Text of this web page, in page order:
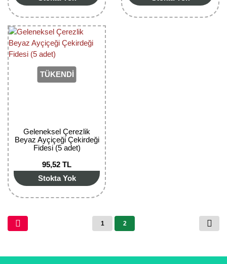
TÜKENDİ
Geleneksel Çerezlik
Beyaz Ayçiçeği Çekirdeği
Fidesi (5 adet)
95,52 TL
Stokta Yok
1 2
Nektarin Fidanı
Papaya Fidanı
Pepino Fidanı
Pitaya Fidanı
Üzüm Fidanı
Vişne Fidanı
Yaban Mersini Fidanı